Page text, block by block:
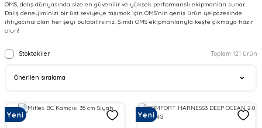
OMS, dalış dünyasında size en güvenilir ve yüksek performanslı ekipmanları sunar.
Dalış deneyiminizi bir üst seviyeye taşımak için OMS'nin geniş ürün yelpazesinde
ihtiyacınız olan her şeyi bulabilirsiniz. Şimdi OMS ekipmanlarıyla keşfe çıkmaya hazır
olun!
Stoktakiler Toplam 121 ürün
Yeni Yeni